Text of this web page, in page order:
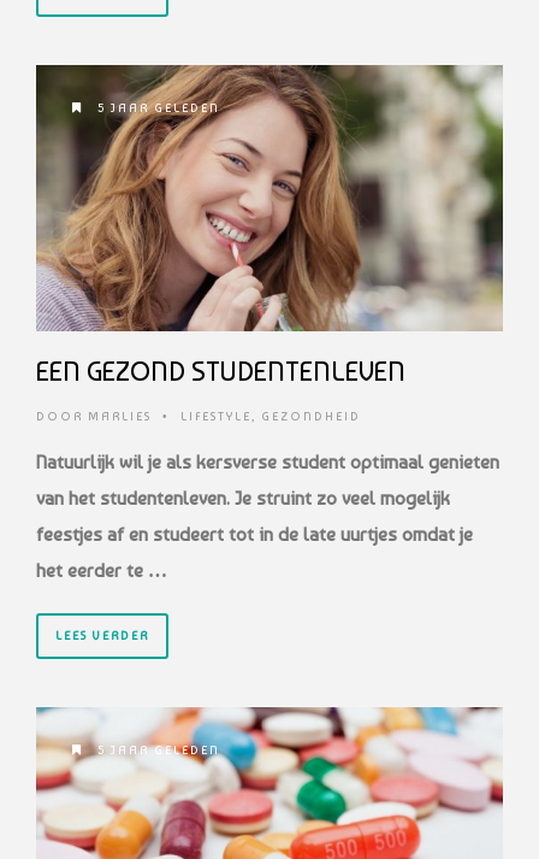
5 JAAR GELEDEN
EEN GEZOND STUDENTENLEVEN
DOOR MARLIES • LIFESTYLE, GEZONDHEID
Natuurlijk wil je als kersverse student optimaal genieten
van het studentenleven. Je struint zo veel mogelijk
feestjes af en studeert tot in de late uurtjes omdat je
het eerder te …
LEES VERDER
5 JAAR GELEDEN